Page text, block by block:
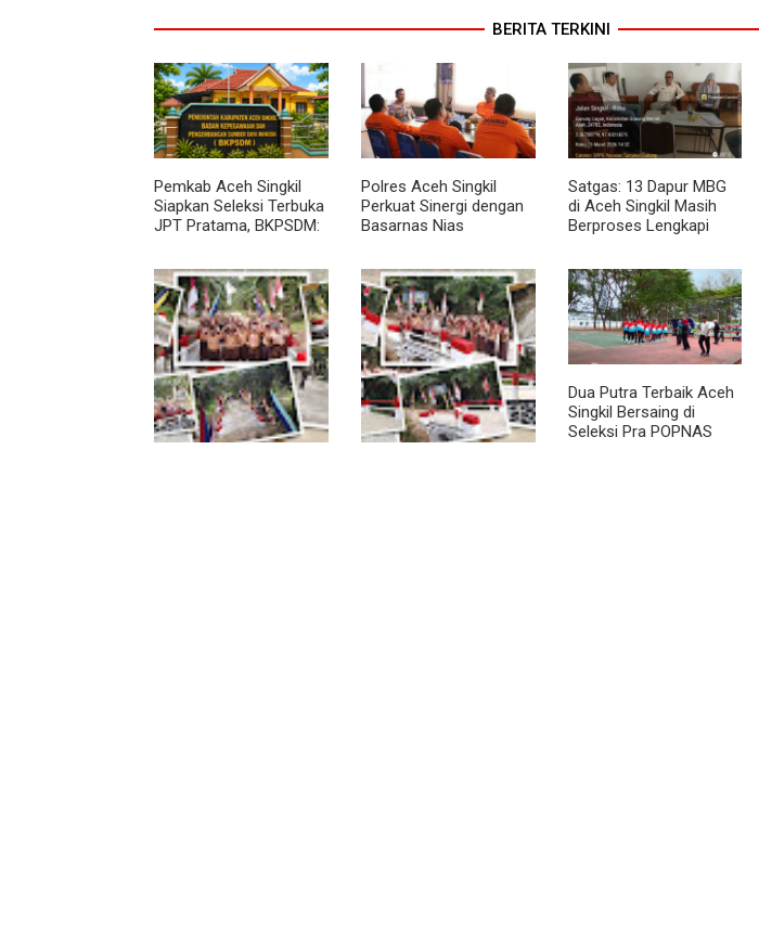
BERITA TERKINI
Pemkab Aceh Singkil
Siapkan Seleksi Terbuka
JPT Pratama, BKPSDM:
Polres Aceh Singkil
Perkuat Sinergi dengan
Basarnas Nias
Satgas: 13 Dapur MBG
di Aceh Singkil Masih
Berproses Lengkapi
Dua Putra Terbaik Aceh
Singkil Bersaing di
Seleksi Pra POPNAS